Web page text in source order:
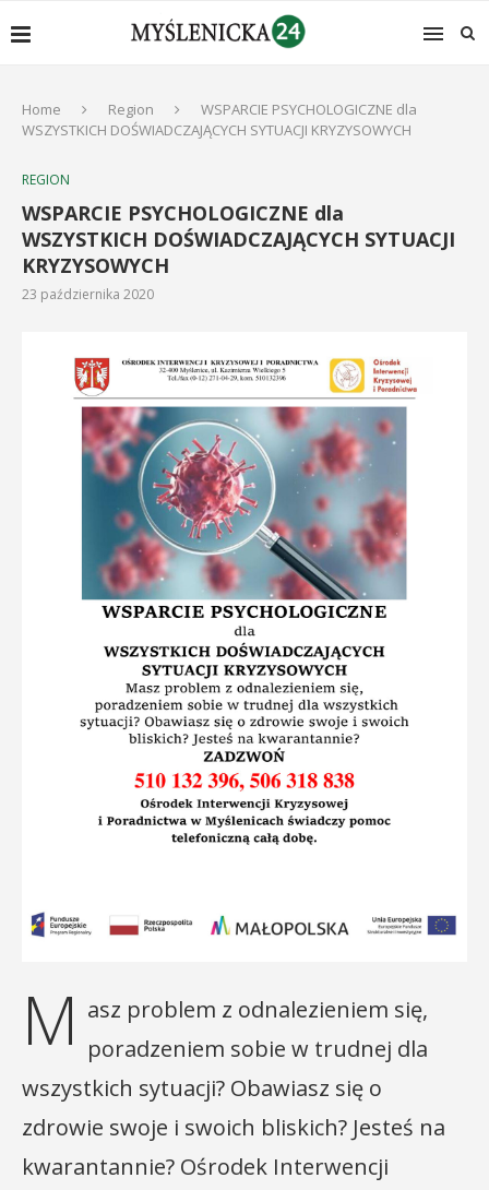
Home Region
WSPARCIE PSYCHOLOGICZNE dla
WSZYSTKICH DOŚWIADCZAJĄCYCH SYTUACJI KRYZYSOWYCH
REGION
WSPARCIE PSYCHOLOGICZNE dla
WSZYSTKICH DOŚWIADCZAJĄCYCH SYTUACJI
KRYZYSOWYCH
23 października 2020
M asz problem z odnalezieniem się,
poradzeniem sobie w trudnej dla
wszystkich sytuacji? Obawiasz się o
zdrowie swoje i swoich bliskich? Jesteś na
kwarantannie? Ośrodek Interwencji